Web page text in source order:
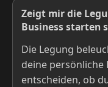
Zeigt mir die
Business starten
Die Legung
deine persönliche
entscheiden, ob